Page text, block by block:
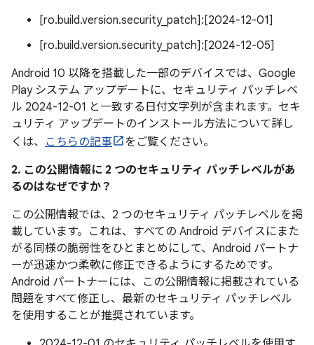
[ro.build.version.security_patch]:[2024-12-01]
[ro.build.version.security_patch]:[2024-12-05]
Android 10 以降を搭載した一部のデバイスでは、Google
Play システム アップデートに、セキュリティ パッチレベ
ル 2024-12-01 と一致する日付文字列が含まれます。セキ
ュリティ アップデートのインストール方法について詳し
くは、 こちらの記事
をご覧ください。
2. この公開情報に 2 つのセキュリティ パッチレベルがあ
るのはなぜですか？
この公開情報では、2 つのセキュリティ パッチレベルを掲
載しています。これは、すべての Android デバイスにまた
がる同様の脆弱性をひとまとめにして、Android パートナ
ーが迅速かつ柔軟に修正できるようにするためです。
Android パートナーには、この公開情報に掲載されている
問題をすべて修正し、最新のセキュリティ パッチレベル
を使用することが推奨されています。